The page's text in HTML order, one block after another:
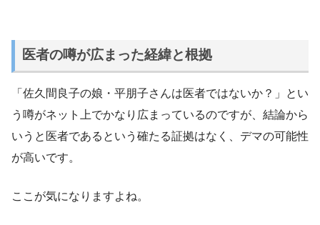
医者の噂が広まった経緯と根拠
「佐久間良子の娘・平朋子さんは医者ではないか？」とい
う噂がネット上でかなり広まっているのですが、結論から
いうと医者であるという確たる証拠はなく、デマの可能性
が高いです。
ここが気になりますよね。